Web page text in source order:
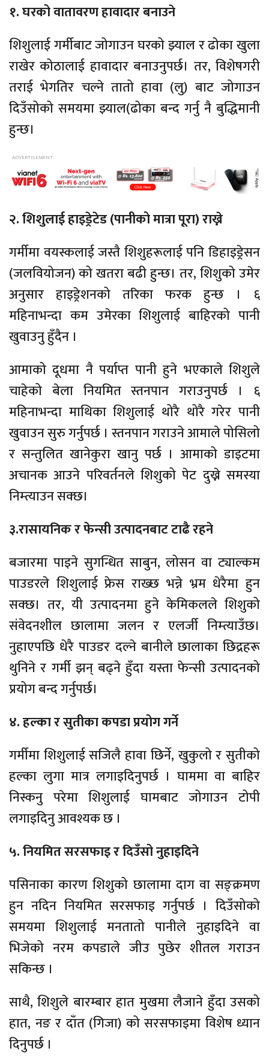
१. घरको वातावरण हावादार बनाउने
शिशुलाई गर्मीबाट जोगाउन घरको झ्याल र ढोका खुला
राखेर कोठालाई हावादार बनाउनुपर्छ। तर, विशेषगरी
तराई भेगतिर चल्ने तातो हावा (लु) बाट जोगाउन
दिउँसोको समयमा झ्याल(ढोका बन्द गर्नु नै बुद्धिमानी
हुन्छ।
२. शिशुलाई हाइड्रेटेड (पानीको मात्रा पूरा) राख्ने
गर्मीमा वयस्कलाई जस्तै शिशुहरूलाई पनि डिहाइड्रेसन
(जलवियोजन) को खतरा बढी हुन्छ। तर, शिशुको उमेर
अनुसार हाइड्रेशनको तरिका फरक हुन्छ । ६
महिनाभन्दा कम उमेरका शिशुलाई बाहिरको पानी
खुवाउनु हुँदैन ।
आमाको दूधमा नै पर्याप्त पानी हुने भएकाले शिशुले
चाहेको बेला नियमित स्तनपान गराउनुपर्छ । ६
महिनाभन्दा माथिका शिशुलाई थोरै थोरै गरेर पानी
खुवाउन सुरु गर्नुपर्छ । स्तनपान गराउने आमाले पोसिलो
र सन्तुलित खानेकुरा खानु पर्छ । आमाको डाइटमा
अचानक आउने परिवर्तनले शिशुको पेट दुख्ने समस्या
निम्त्याउन सक्छ।
३.रासायनिक र फेन्सी उत्पादनबाट टाढै रहने
बजारमा पाइने सुगन्धित साबुन, लोसन वा ट्याल्कम
पाउडरले शिशुलाई फ्रेस राख्छ भन्ने भ्रम धेरैमा हुन
सक्छ। तर, यी उत्पादनमा हुने केमिकलले शिशुको
संवेदनशील छालामा जलन र एलर्जी निम्त्याउँछ।
नुहाएपछि धेरै पाउडर दल्ने बानीले छालाका छिद्रहरू
थुनिने र गर्मी झन् बढ्ने हुँदा यस्ता फेन्सी उत्पादनको
प्रयोग बन्द गर्नुपर्छ।
४. हल्का र सुतीका कपडा प्रयोग गर्ने
गर्मीमा शिशुलाई सजिलै हावा छिर्ने, खुकुलो र सुतीको
हल्का लुगा मात्र लगाइदिनुपर्छ । घाममा वा बाहिर
निस्कनु परेमा शिशुलाई घामबाट जोगाउन टोपी
लगाइदिनु आवश्यक छ ।
५. नियमित सरसफाइ र दिउँसो नुहाइदिने
पसिनाका कारण शिशुको छालामा दाग वा सङ्क्रमण
हुन नदिन नियमित सरसफाइ गर्नुपर्छ । दिउँसोको
समयमा शिशुलाई मनतातो पानीले नुहाइदिने वा
भिजेको नरम कपडाले जीउ पुछेर शीतल गराउन
सकिन्छ ।
साथै, शिशुले बारम्बार हात मुखमा लैजाने हुँदा उसको
हात, नङ र दाँत (गिजा) को सरसफाइमा विशेष ध्यान
दिनुपर्छ ।